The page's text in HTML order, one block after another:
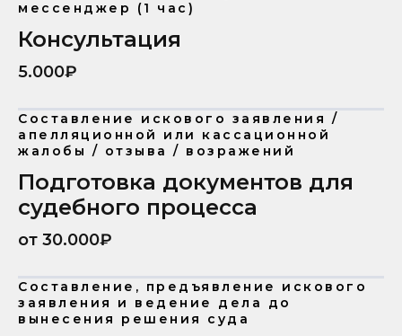
мессенджер (1 час)
Консультация
5.000₽
Составление искового заявления /
апелляционной или кассационной
жалобы / отзыва / возражений
Подготовка документов для
судебного процесса
от 30.000₽
Составление, предъявление искового
заявления и ведение дела до
вынесения решения суда